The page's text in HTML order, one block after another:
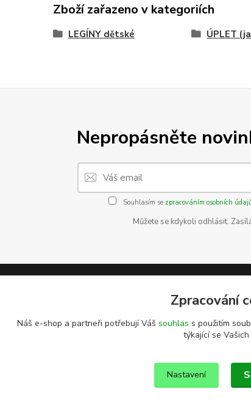
Zboží zařazeno v kategoriích
LEGÍNY dětské ÚPLET
Nepropásněte
Souhlasím se zpracováním osobních
Můžete se kdykoli odhlásit.
Zpracování
Náš e-shop a partneři potřebují Váš souhlas s použitím
týkající se Vašich
Nastavení